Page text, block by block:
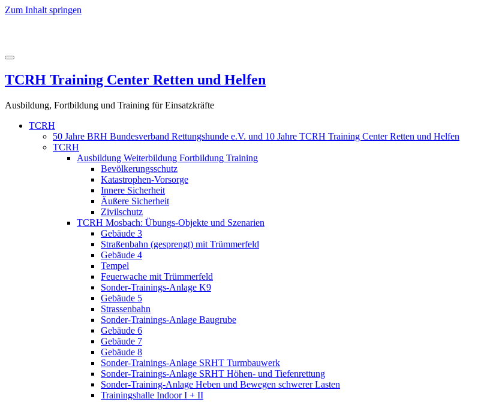
Zum Inhalt springen
TCRH Training Center Retten und Helfen
Ausbildung, Fortbildung und Training für Einsatzkräfte
TCRH
50 Jahre BRH Bundesverband Rettungshunde e.V. und 10 Jahre TCRH Training Center Retten und Helfen
TCRH
Ausbildung Weiterbildung Fortbildung Training
Bevölkerungsschutz
Katastrophen-Vorsorge
Innere Sicherheit
Äußere Sicherheit
Zivilschutz
TCRH Mosbach: Übungs-Objekte und Szenarien
Gebäude 3
Straßenbahn (gesprengt) mit Trümmerfeld
Gebäude 4
Tempel
Feuerwache mit Trümmerfeld
Sonder-Trainings-Anlage K9
Gebäude 5
Strassenbahn
Sonder-Trainings-Anlage Baugrube
Gebäude 6
Gebäude 7
Gebäude 8
Sonder-Trainings-Anlage SRHT Turmbauwerk
Sonder-Trainings-Anlage SRHT Höhen- und Tiefenrettung
Sonder-Training-Anlage Heben und Bewegen schwerer Lasten
Trainingshalle Indoor I + II